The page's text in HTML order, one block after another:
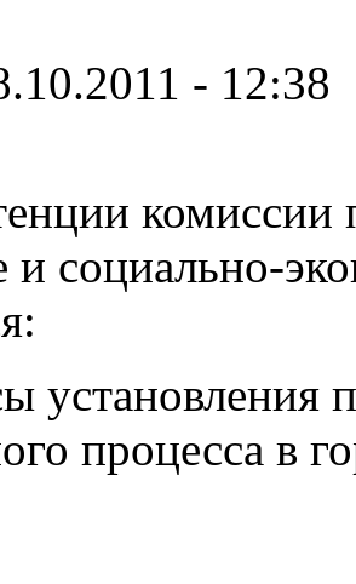
- 12:38
комиссии
и социально-
установления
процесса в